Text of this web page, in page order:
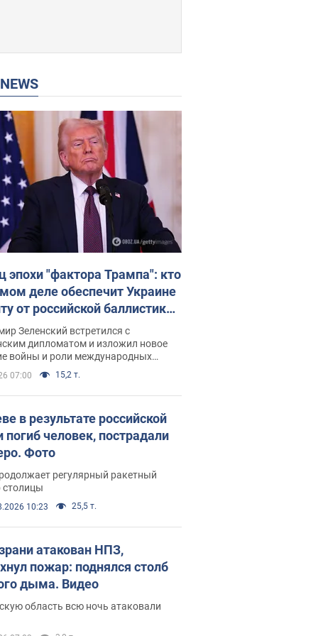
NEWS
эпохи "фактора Трампа": кто
деле обеспечит Украине
от российской баллистики.
с Безсмертным
Зеленский встретился с
дипломатом и изложил новое
войны и роли международных
в борьбе с Россией
07:00 15,2 т.
в результате российской
погиб человек, пострадали
Фото
регулярный ракетный
столицы
10:23 25,5 т.
атакован НПЗ,
пожар: поднялся столб
дыма. Видео
область всю ночь атаковали